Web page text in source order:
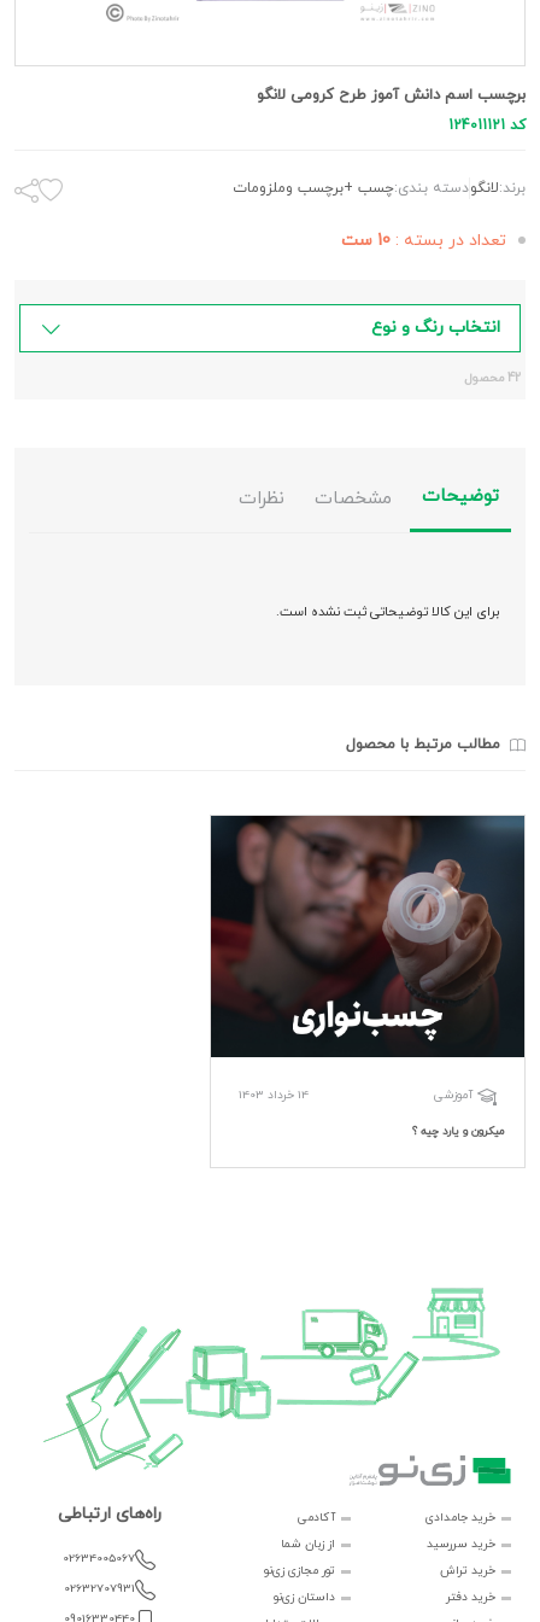
برچسب اسم دانش آموز طرح کرومی لانگو
کد 124011121
برند:لانگودسته بندی:چسب +برچسب وملزومات
تعداد در بسته : 10 ست
انتخاب رنگ و نوع
42 محصول
توضیحات مشخصات نظرات
برای این کالا توضیحاتی ثبت نشده است.
مطالب مرتبط با محصول
آموزشی 14 خرداد 1403
میکرون و یارد چیه ؟
خرید جامدادی
خرید سررسید
خرید تراش
خرید دفتر
آکادمی
از زبان شما
تور مجازی زی‌نو
داستان زی‌نو
راه‌های ارتباطی
02634005067
02632707931
09016330440